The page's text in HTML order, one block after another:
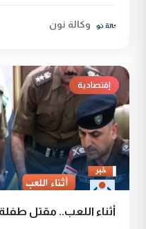
وكالة نون
إقتصادية
أثناء اللعب.. مقتل